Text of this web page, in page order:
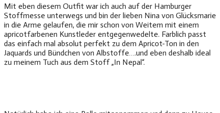
Mit eben diesem Outfit war ich auch auf der Hamburger
Stoffmesse unterwegs und bin der lieben Nina von Glücksmarie
in die Arme gelaufen, die mir schon von Weitem mit einem
apricotfarbenen Kunstleder entgegenwedelte. Farblich passt
das einfach mal absolut perfekt zu dem Apricot-Ton in den
Jaquards und Bündchen von Albstoffe….und eben deshalb ideal
zu meinem Tuch aus dem Stoff „In Nepal“.